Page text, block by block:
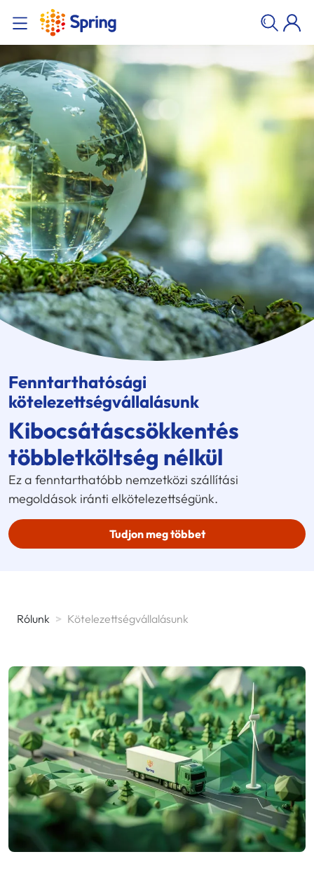
Fenntarthatósági
kötelezettségvállalásunk
Kibocsátáscsökkentés
többletköltség nélkül
Ez a fenntarthatóbb nemzetközi szállítási
megoldások iránti elkötelezettségünk.
Tudjon meg többet
Rólunk > Kötelezettségvállalásunk